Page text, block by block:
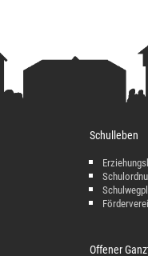
Schulleben
Offener